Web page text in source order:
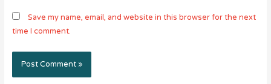
Save my name, email, and website in this browser for the next
time I comment.